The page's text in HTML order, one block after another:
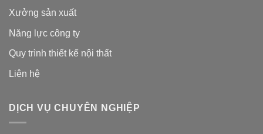
Xưởng sản xuất
Năng lực công ty
Quy trình thiết kế nội thất
Liên hệ
DỊCH VỤ CHUYÊN NGHIỆP